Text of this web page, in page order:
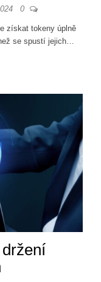
0
získat tokeny úplně
se spustí jejich…